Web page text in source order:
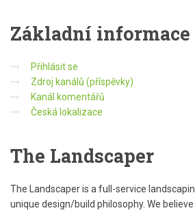
Základní informace
Přihlásit se
Zdroj kanálů (příspěvky)
Kanál komentářů
Česká lokalizace
The Landscaper
The Landscaper is a full-service
unique design/build philosophy. We